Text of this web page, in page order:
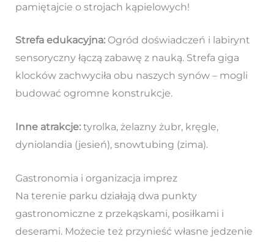
pamiętajcie o strojach kąpielowych!
Strefa edukacyjna:Ogród doświadczeń i labirynt
sensoryczny łączą zabawę z nauką. Strefa giga
klocków zachwyciła obu naszych synów – mogli
budować ogromne konstrukcje.
Inne atrakcje:tyrolka, żelazny żubr, kręgle,
dyniolandia (jesień), snowtubing (zima).
Gastronomia i organizacja imprez
Na terenie parku działają dwa punkty
gastronomiczne z przekąskami, posiłkami i
deserami. Możecie też przynieść własne jedzenie